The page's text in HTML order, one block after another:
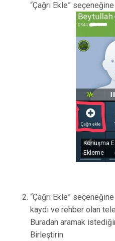
“Çağrı Ekle”
Konuşma
Ekleme
“Çağrı Ekle”
kaydı ve rehber olan
Buradan aramak
Birleştirin.